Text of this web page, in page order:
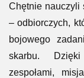
Chętnie nauczyli
– odbiorczych,
bojowego
skarbu. Dzięki
zespołami,